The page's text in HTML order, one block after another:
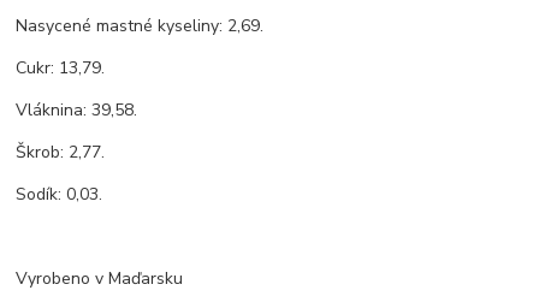
Nasycené mastné kyseliny: 2,69.
Cukr: 13,79.
Vláknina: 39,58.
Škrob: 2,77.
Sodík: 0,03.
Vyrobeno v Maďarsku